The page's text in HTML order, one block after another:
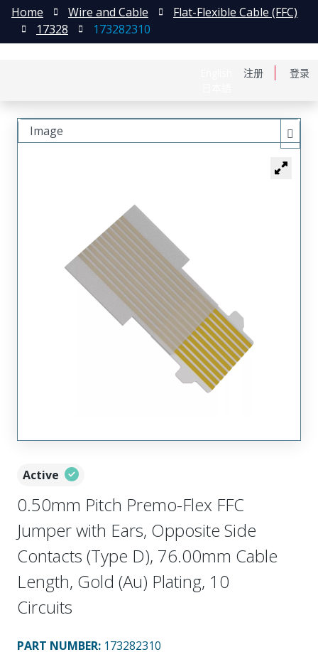
注册 登录
Home Wire and Cable
Flat-Flexible Cable (FFC)
17328
173282310
Active
0.50mm Pitch Premo-Flex FFC
Jumper with Ears, Opposite Side
Contacts (Type D), 76.00mm Cable
Length, Gold (Au) Plating, 10
Circuits
PART NUMBER: 173282310
Image